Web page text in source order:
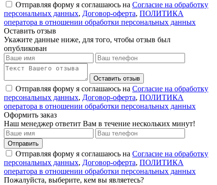
Отправляя форму я соглашаюсь на Согласие на обработку
персональных данных, Договор-оферта, ПОЛИТИКА
оператора в отношении обработки персональных данных
Оставить отзыв
Укажите данные ниже, для того, чтобы отзыв был
опубликован
Оставить отзыв
Отправляя форму я соглашаюсь на Согласие на обработку
персональных данных, Договор-оферта, ПОЛИТИКА
оператора в отношении обработки персональных данных
Оформить заказ
Наш менеджер ответит Вам в течение нескольких минут!
Отправить
Отправляя форму я соглашаюсь на Согласие на обработку
персональных данных, Договор-оферта, ПОЛИТИКА
оператора в отношении обработки персональных данных
Пожалуйста, выберите, кем вы являетесь?